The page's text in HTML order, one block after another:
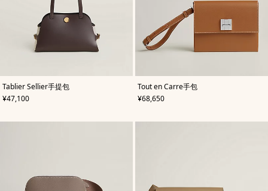
Tablier Sellier手提包
,颜
色:
米
然
,
价格
¥47,100
Tout en Carre手包
,颜
色:
米
然
,
价格
¥68,650